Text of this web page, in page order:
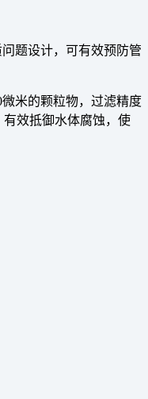
题设计，可有效预防管
米的颗粒物，过滤精度
效抵御水体腐蚀，使